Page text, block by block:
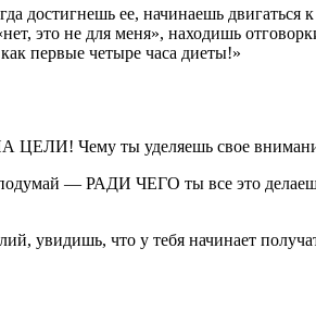
достигнешь ее, начинаешь двигаться
это не для меня», находишь
первые четыре часа диеты!»
Чему ты уделяешь свое внимание,
— РАДИ ЧЕГО ты все это
увидишь, что у тебя начинает